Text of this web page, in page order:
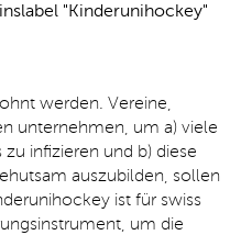
"Kinderunihockey"
werden. Vereine,
unternehmen, um a) viele
infizieren und b) diese
auszubilden, sollen
ist für swiss
um die